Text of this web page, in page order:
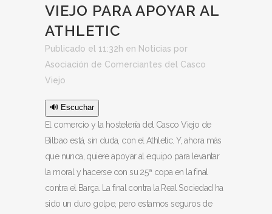
VIEJO PARA APOYAR AL
ATHLETIC
Publicado el 11:32h en Noticias por
Asociación de Comerciantes del Casco
Viejo
🔊 Escuchar
El comercio y la hostelería del Casco Viejo de
Bilbao está, sin duda, con el Athletic. Y, ahora más
que nunca, quiere apoyar al equipo para levantar
la moral y hacerse con su 25ª copa en la final
contra el Barça. La final contra la Real Sociedad ha
sido un duro golpe, pero estamos seguros de